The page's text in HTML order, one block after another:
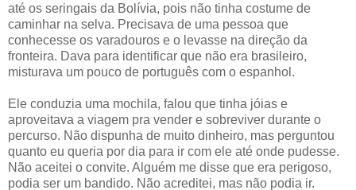
até os seringais da Bolívia, pois não tinha costume de
caminhar na selva. Precisava de uma pessoa que
conhecesse os varadouros e o levasse na direção da
fronteira. Dava para identificar que não era brasileiro,
misturava um pouco de português com o espanhol.
Ele conduzia uma mochila, falou que tinha jóias e
aproveitava a viagem pra vender e sobreviver durante o
percurso. Não dispunha de muito dinheiro, mas perguntou
quanto eu queria por dia para ir com ele até onde pudesse.
Não aceitei o convite. Alguém me disse que era perigoso,
podia ser um bandido. Não acreditei, mas não podia ir.